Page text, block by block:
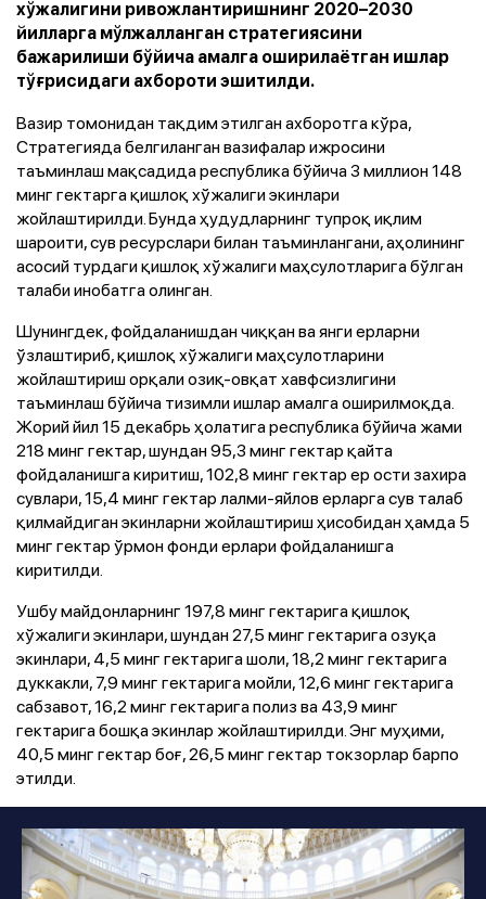
хўжалигини ривожлантиришнинг 2020–2030
йилларга мўлжалланган стратегиясини
бажарилиши бўйича амалга оширилаётган ишлар
тўғрисидаги ахбороти эшитилди.
Вазир томонидан тақдим этилган ахборотга кўра,
Стратегияда белгиланган вазифалар ижросини
таъминлаш мақсадида республика бўйича 3 миллион 148
минг гектарга қишлоқ хўжалиги экинлари
жойлаштирилди. Бунда ҳудудларнинг тупроқ иқлим
шароити, сув ресурслари билан таъминлангани, аҳолининг
асосий турдаги қишлоқ хўжалиги маҳсулотларига бўлган
талаби инобатга олинган.
Шунингдек, фойдаланишдан чиққан ва янги ерларни
ўзлаштириб, қишлоқ хўжалиги маҳсулотларини
жойлаштириш орқали озиқ-овқат хавфсизлигини
таъминлаш бўйича тизимли ишлар амалга оширилмоқда.
Жорий йил 15 декабрь ҳолатига республика бўйича жами
218 минг гектар, шундан 95,3 минг гектар қайта
фойдаланишга киритиш, 102,8 минг гектар ер ости захира
сувлари, 15,4 минг гектар лалми-яйлов ерларга сув талаб
қилмайдиган экинларни жойлаштириш ҳисобидан ҳамда 5
минг гектар ўрмон фонди ерлари фойдаланишга
киритилди.
Ушбу майдонларнинг 197,8 минг гектарига қишлоқ
хўжалиги экинлари, шундан 27,5 минг гектарига озуқа
экинлари, 4,5 минг гектарига шоли, 18,2 минг гектарига
дуккакли, 7,9 минг гектарига мойли, 12,6 минг гектарига
сабзавот, 16,2 минг гектарига полиз ва 43,9 минг
гектарига бошқа экинлар жойлаштирилди. Энг муҳими,
40,5 минг гектар боғ, 26,5 минг гектар токзорлар барпо
этилди.